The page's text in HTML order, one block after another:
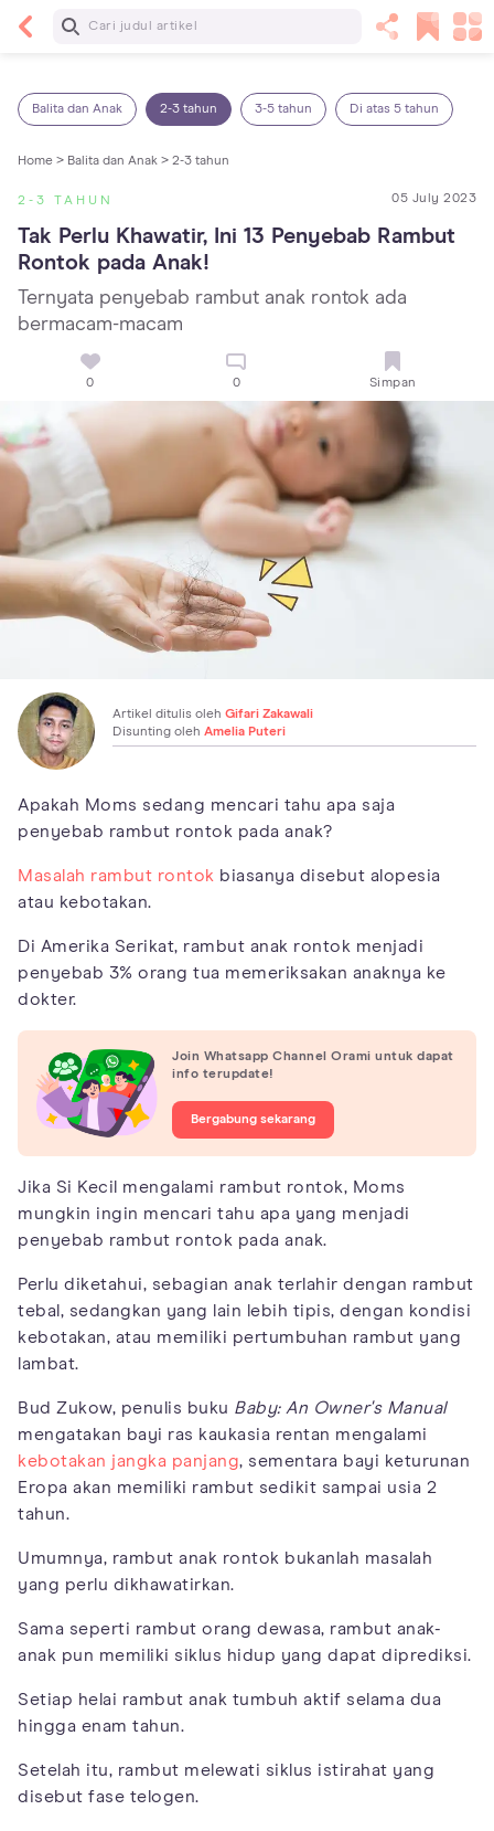
Baca Selanjutnya
Balita dan Anak 2-3 tahun 3-5 tahun Di atas 5 tahun
Home > Balita dan Anak > 2-3 tahun
2-3 TAHUN 05 July 2023
Tak Perlu Khawatir, Ini 13 Penyebab Rambut
Rontok pada Anak!
Ternyata penyebab rambut anak rontok ada
bermacam-macam
0 0 Simpan
Artikel ditulis oleh Gifari Zakawali
Disunting oleh Amelia Puteri
Apakah Moms sedang mencari tahu apa saja
penyebab rambut rontok pada anak?
Masalah rambut rontok biasanya disebut alopesia
atau kebotakan.
Di Amerika Serikat, rambut anak rontok menjadi
penyebab 3% orang tua memeriksakan anaknya ke
dokter.
Join Whatsapp Channel Orami untuk dapat
info terupdate!
Bergabung sekarang
Jika Si Kecil mengalami rambut rontok, Moms
mungkin ingin mencari tahu apa yang menjadi
penyebab rambut rontok pada anak.
Perlu diketahui, sebagian anak terlahir dengan rambut
tebal, sedangkan yang lain lebih tipis, dengan kondisi
kebotakan, atau memiliki pertumbuhan rambut yang
lambat.
Bud Zukow, penulis buku Baby: An Owner's Manual
mengatakan bayi ras kaukasia rentan mengalami
kebotakan jangka panjang, sementara bayi keturunan
Eropa akan memiliki rambut sedikit sampai usia 2
tahun.
Umumnya, rambut anak rontok bukanlah masalah
yang perlu dikhawatirkan.
Sama seperti rambut orang dewasa, rambut anak-
anak pun memiliki siklus hidup yang dapat diprediksi.
Setiap helai rambut anak tumbuh aktif selama dua
hingga enam tahun.
Setelah itu, rambut melewati siklus istirahat yang
disebut fase telogen.